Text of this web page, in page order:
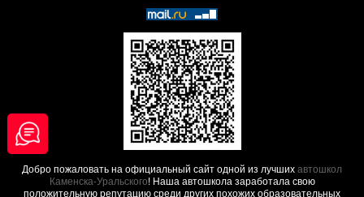
Добро пожаловать на официальный сайт одной из лучшихавтошкол
Каменска-Уральского! Наша автошкола заработала свою
положительную репутацию среди других похожих образовательных